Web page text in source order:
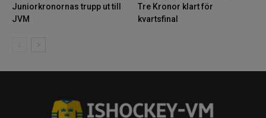
Juniorkronornas trupp ut till
JVM
Tre Kronor klart för
kvartsfinal